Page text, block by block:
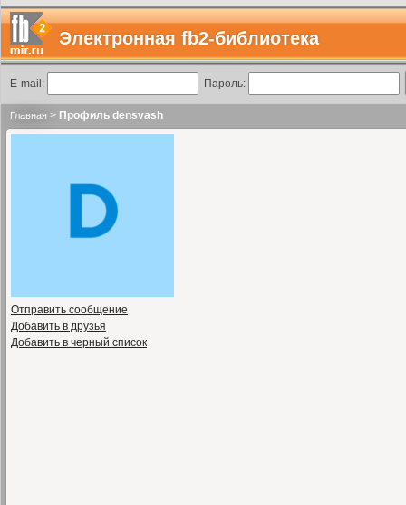
Электронная fb2-библиотека
E-mail: Пароль:
Главная > Профиль densvash
Отправить сообщение
Добавить в друзья
Добавить в черный список